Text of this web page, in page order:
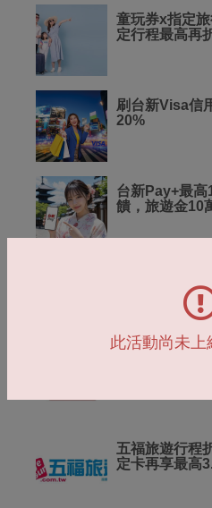
童玩券x指定
定行程最高再
刷台新Visa信
20%
台新Pay+最高
饋，旅遊金10
Richart卡再享
五福旅遊行程
定卡再享最高
此活動尚未上